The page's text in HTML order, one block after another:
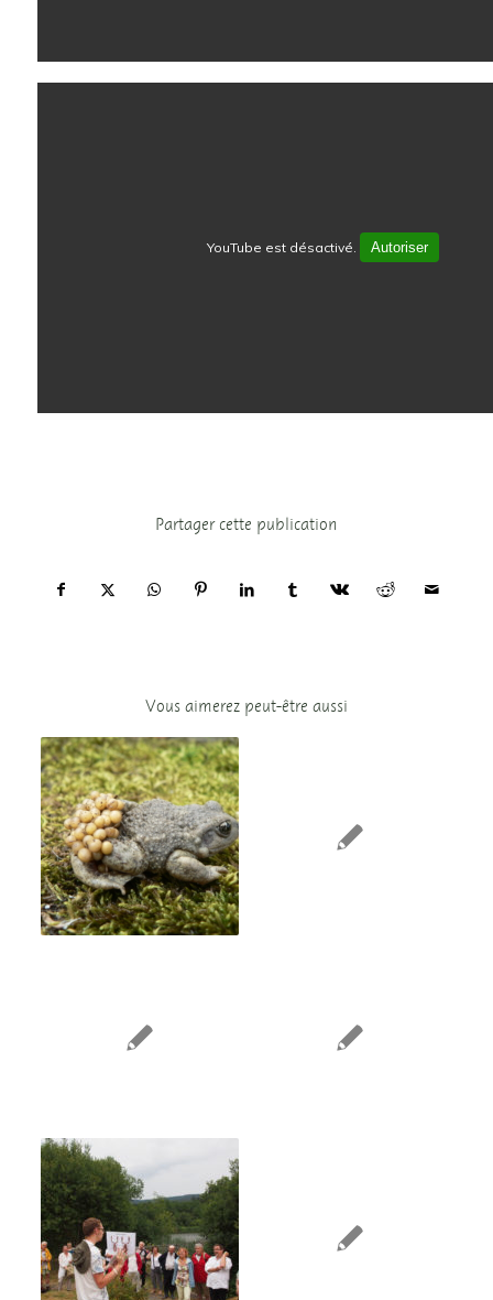
YouTube est désactivé. Autoriser
Partager cette publication
Vous aimerez peut-être aussi